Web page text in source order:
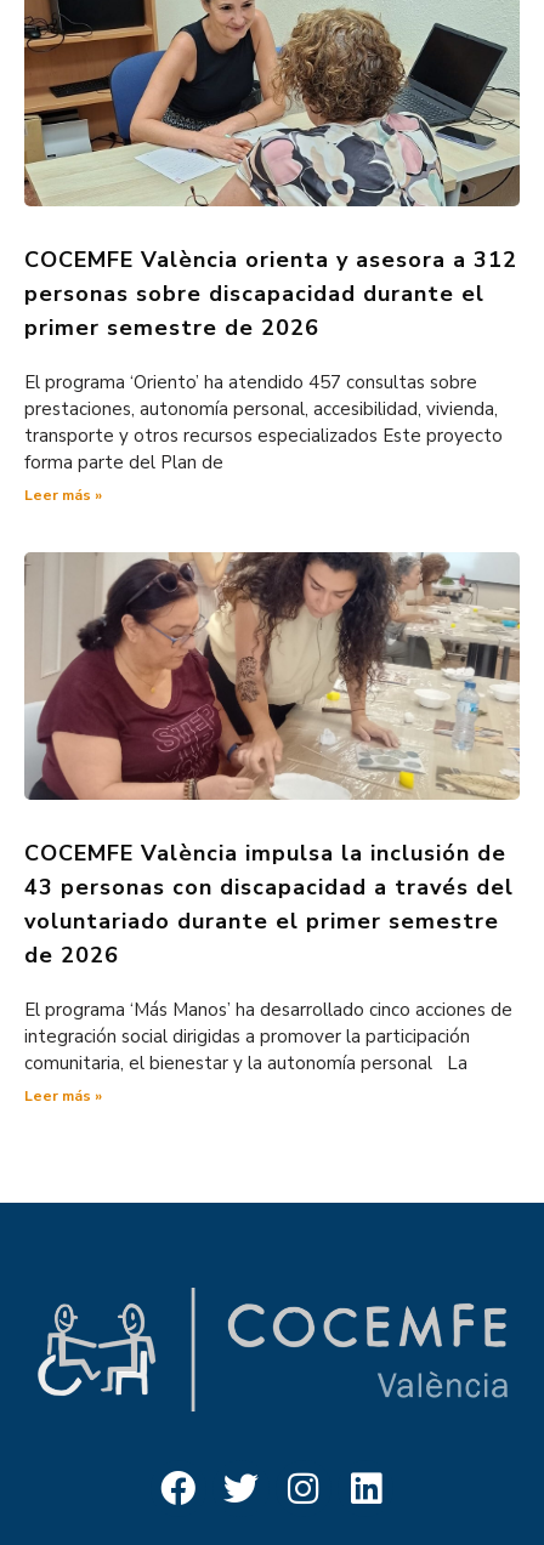
COCEMFE València orienta y asesora a 312
personas sobre discapacidad durante el
primer semestre de 2026
El programa ‘Oriento’ ha atendido 457 consultas sobre
prestaciones, autonomía personal, accesibilidad, vivienda,
transporte y otros recursos especializados Este proyecto
forma parte del Plan de
Leer más »
COCEMFE València impulsa la inclusión de
43 personas con discapacidad a través del
voluntariado durante el primer semestre
de 2026
El programa ‘Más Manos’ ha desarrollado cinco acciones de
integración social dirigidas a promover la participación
comunitaria, el bienestar y la autonomía personal La
Leer más »